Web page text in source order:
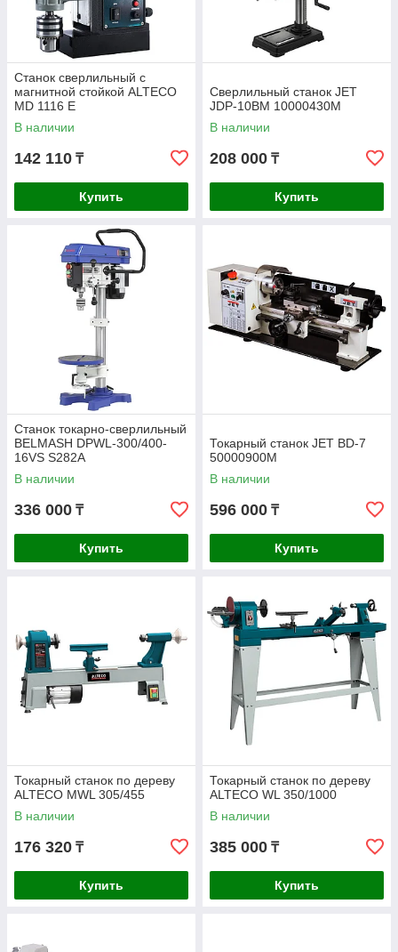
Станок сверлильный с
магнитной стойкой ALTECO
MD 1116 E
В наличии
142 110 ₸
Купить
Сверлильный станок JET
JDP-10BM 10000430M
В наличии
208 000 ₸
Купить
Станок токарно-сверлильный
BELMASH DPWL-300/400-
16VS S282A
В наличии
336 000 ₸
Купить
Токарный станок JET BD-7
50000900M
В наличии
596 000 ₸
Купить
Токарный станок по дереву
ALTECO MWL 305/455
В наличии
176 320 ₸
Купить
Токарный станок по дереву
ALTECO WL 350/1000
В наличии
385 000 ₸
Купить